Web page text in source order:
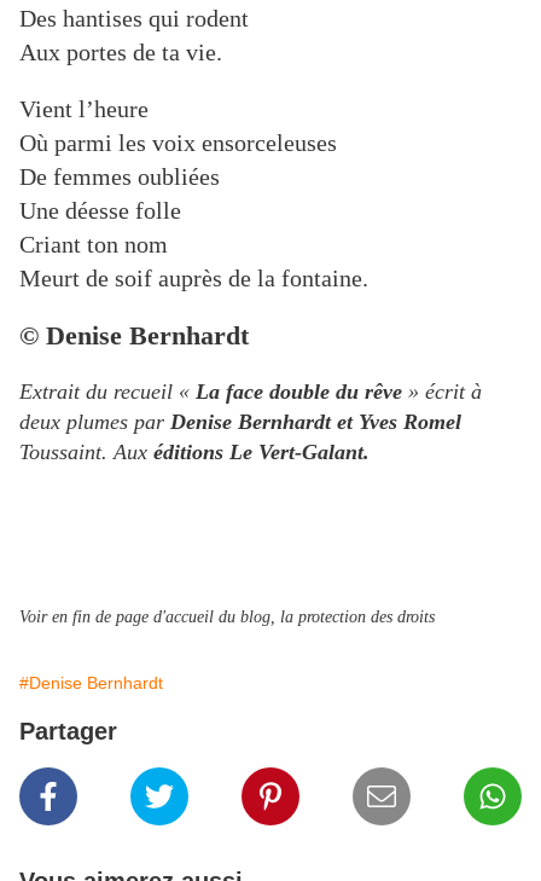
Des hantises qui rodent
Aux portes de ta vie.
Vient l’heure
Où parmi les voix ensorceleuses
De femmes oubliées
Une déesse folle
Criant ton nom
Meurt de soif auprès de la fontaine.
© Denise Bernhardt
Extrait du recueil « La face double du rêve » écrit à
deux plumes par Denise Bernhardt et Yves Romel
Toussaint. Aux éditions Le Vert-Galant.
Voir en fin de page d'accueil du blog, la protection des droits
#Denise Bernhardt
Partager